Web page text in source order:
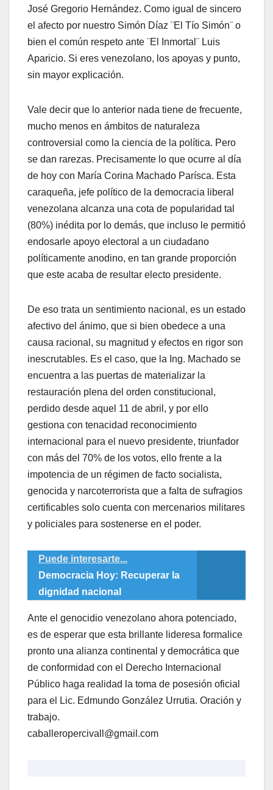
José Gregorio Hernández. Como igual de sincero
el afecto por nuestro Simón Díaz ¨El Tío Simón¨ o
bien el común respeto ante ¨El Inmortal¨ Luis
Aparicio. Si eres venezolano, los apoyas y punto,
sin mayor explicación.
Vale decir que lo anterior nada tiene de frecuente,
mucho menos en ámbitos de naturaleza
controversial como la ciencia de la política. Pero
se dan rarezas. Precisamente lo que ocurre al día
de hoy con María Corina Machado Parísca. Esta
caraqueña, jefe político de la democracia liberal
venezolana alcanza una cota de popularidad tal
(80%) inédita por lo demás, que incluso le permitió
endosarle apoyo electoral a un ciudadano
políticamente anodino, en tan grande proporción
que este acaba de resultar electo presidente.
De eso trata un sentimiento nacional, es un estado
afectivo del ánimo, que si bien obedece a una
causa racional, su magnitud y efectos en rigor son
inescrutables. Es el caso, que la Ing. Machado se
encuentra a las puertas de materializar la
restauración plena del orden constitucional,
perdido desde aquel 11 de abril, y por ello
gestiona con tenacidad reconocimiento
internacional para el nuevo presidente, triunfador
con más del 70% de los votos, ello frente a la
impotencia de un régimen de facto socialista,
genocida y narcoterrorista que a falta de sufragios
certificables solo cuenta con mercenarios militares
y policiales para sostenerse en el poder.
Puede interesarte...
Democracia Hoy: Recuperar la
dignidad nacional
Ante el genocidio venezolano ahora potenciado,
es de esperar que esta brillante lideresa formalice
pronto una alianza continental y democrática que
de conformidad con el Derecho Internacional
Público haga realidad la toma de posesión oficial
para el Lic. Edmundo González Urrutia. Oración y
trabajo.
caballeropercivall@gmail.com